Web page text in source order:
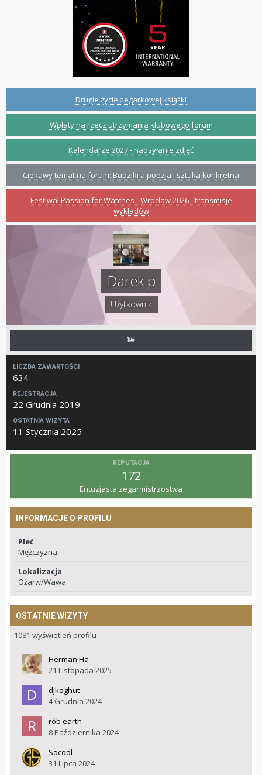
Drugie życie zegarkowej książki
Wpłaty na rzecz utrzymania klubowego forum
Kalendarze 2027 - nadsyłanie zdjęć
Ciekawy temat na forum: Budziki a poezja i sztuka konkretna
Festiwal Passion for Watches - Wrocław 2026 - transmisje
wykładów
Darek p
Użytkownik
LICZBA ZAWARTOŚCI
634
REJESTRACJA
22 Grudnia 2019
OSTATNIA WIZYTA
11 Stycznia 2025
REPUTACJA
172
Entuzjasta zegarmistrzostwa
INFORMACJE O PROFILU
Płeć
Mężczyzna
Lokalizacja
Ożarw/Wawa
OSTATNIE WIZYTY
1081 wyświetleń profilu
Herman Ha
21 Listopada 2025
djkoghut
4 Grudnia 2024
rób earth
8 Października 2024
Socool
31 Lipca 2024